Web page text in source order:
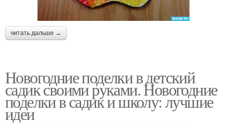
читать дальше →
Новогодние поделки в детский
садик своими руками. Новогодние
поделки в садик и школу: лучшие
идеи